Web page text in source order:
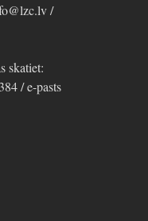
/
skatiet:
/ e-pasts